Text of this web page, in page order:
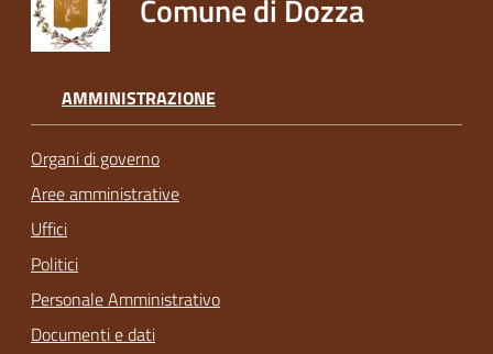
Comune di Dozza
AMMINISTRAZIONE
Organi di governo
Aree amministrative
Uffici
Politici
Personale Amministrativo
Documenti e dati